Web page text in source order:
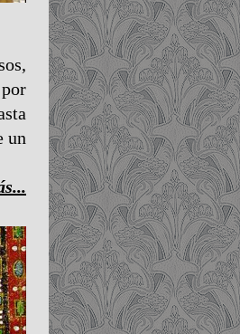
un